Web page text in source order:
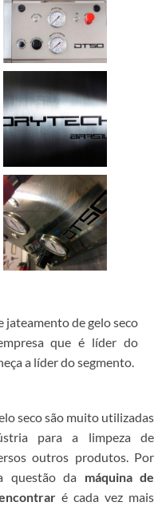
jateamento de gelo seco
que é líder do
a líder do segmento.
seco são muito utilizadas
para a limpeza de
outros produtos. Por
questão da máquina de
é cada vez mais